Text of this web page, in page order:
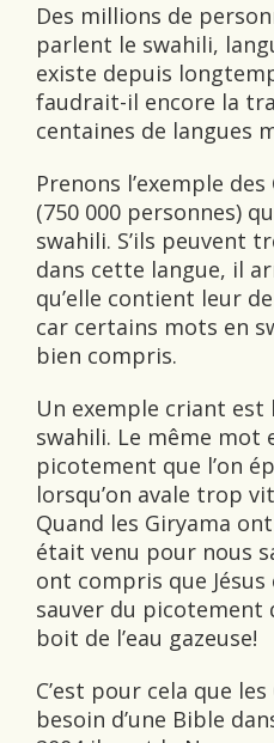
Des millions de
parlent le swahili,
existe depuis
faudrait-il encore la
centaines de langues
Prenons l’exemple
(750 000 personnes)
swahili. S’ils peuvent
dans cette langue, il
qu’elle contient leur
car certains mots en
bien compris.
Un exemple criant
swahili. Le même mot
picotement que l’on
lorsqu’on avale trop
Quand les Giryama
était venu pour nous
ont compris que
sauver du picotement
boit de l’eau gazeuse!
C’est pour cela que
besoin d’une Bible